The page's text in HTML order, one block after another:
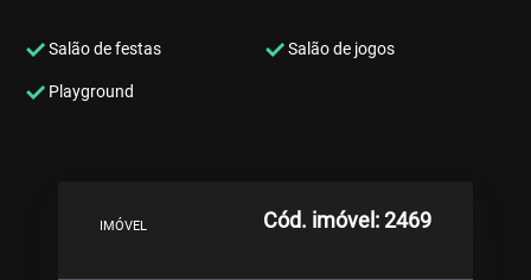
Salão de festas Salão de jogos
Playground
IMÓVEL Cód. imóvel: 2469